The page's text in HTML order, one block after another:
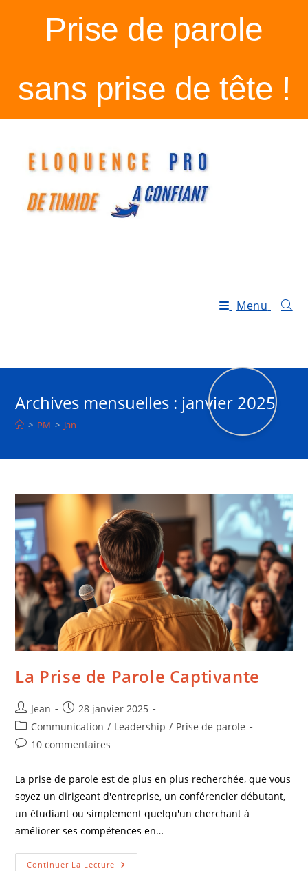
Prise de parole
sans prise de tête !
Menu
Archives mensuelles : janvier 2025
> PM > Jan
La Prise de Parole Captivante
Jean
28 janvier 2025
Communication / Leadership / Prise de parole
10 commentaires
La prise de parole est de plus en plus recherchée, que vous
soyez un dirigeant d'entreprise, un conférencier débutant,
un étudiant ou simplement quelqu'un cherchant à
améliorer ses compétences en…
Continuer La Lecture